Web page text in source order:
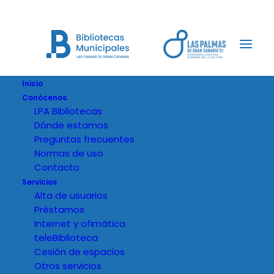
Inicio
Conócenos
LPA Bibliotecas
Dónde estamos
Preguntas frecuentes
Normas de uso
Contacto
Servicios
Alta de usuarios
Préstamos
Internet y ofimática
teleBiblioteca
Cesión de espacios
Otros servicios